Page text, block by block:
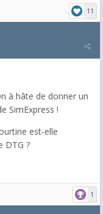
11
à hâte de donner un
SimExpress !
est-elle
DTG ?
1